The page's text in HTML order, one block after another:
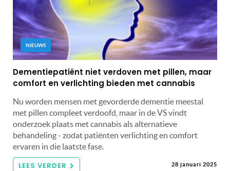
NIEUWS
Dementiepatiënt niet verdoven met pillen, maar
comfort en verlichting bieden met cannabis
Nu worden mensen met gevorderde dementie meestal
met pillen compleet verdoofd, maar in de VS vindt
onderzoek plaats met cannabis als alternatieve
behandeling - zodat patiënten verlichting en comfort
ervaren in die laatste fase.
LEES VERDER 28 januari 2025